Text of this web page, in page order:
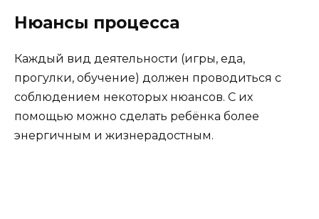
Нюансы процесса
Каждый вид деятельности (игры, еда,
прогулки, обучение) должен проводиться с
соблюдением некоторых нюансов. С их
помощью можно сделать ребёнка более
энергичным и жизнерадостным.